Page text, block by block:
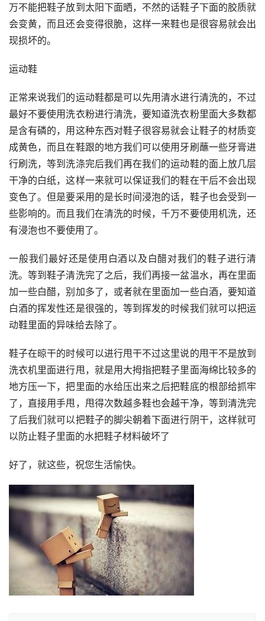
万不能把鞋子放到太阳下面晒，不然的话鞋子下面的胶质就
会变黄，而且还会变得很脆，这样一来鞋也是很容易就会出
现损坏的。
运动鞋
正常来说我们的运动鞋都是可以先用清水进行清洗的，不过
最好不要使用洗衣粉进行清洗，要知道洗衣粉里面大多数都
是含有磷的，用这种东西对鞋子很容易就会让鞋子的材质变
成黄色，而且在鞋跟的地方我们可以使用牙刷蘸一些牙膏进
行刷洗，等到洗涤完后我们再在我们的运动鞋的面上放几层
干净的白纸，这样一来就可以保证我们的鞋在干后不会出现
变色了。但是要采用的是长时间浸泡的话，鞋子也会受到一
些影响的。而且我们在清洗的时候，千万不要使用机洗，还
有浸泡也不要使用了。
一般我们最好还是使用白酒以及白醋对我们的鞋子进行清
洗。等到鞋子清洗完了之后，我们再接一盆温水，再在里面
加一些白醋，别加多了，或者就在里面加一些白酒，要知道
白酒的挥发性还是很强的，等到挥发的时候我们就可以把运
动鞋里面的异味给去除了。
鞋子在晾干的时候可以进行甩干不过这里说的甩干不是放到
洗衣机里面进行甩，就是用大拇指把鞋子里面海绵比较多的
地方压一下，把里面的水给压出来之后把鞋底的根部给抓牢
了，直接用手甩，甩得次数越多鞋也会越干净，等到清洗完
了后我们就可以把鞋子的脚尖朝着下面进行阴干，这样就可
以防止鞋子里面的水把鞋子材料破坏了
好了，就这些，祝您生活愉快。